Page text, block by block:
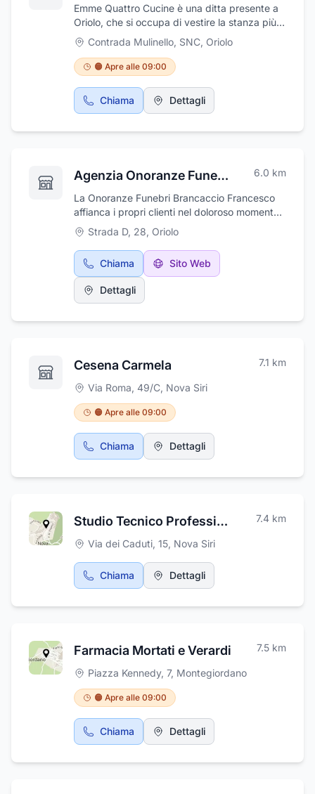
Emme Quattro Cucine è una ditta presente a
Oriolo, che si occupa di vestire la stanza più
importante della casa, la cucina. E¿ Sempre
pronta ad offrire il meglio ai clienti,
assistendoli dalla progettazione al montaggio
da professionisti del settore. Emme Quattro
offre finanziamento agevolato in comode rate,
direttamente in sede. Si avvale di personale
professionalità, del trasporto e del montaggio.
Contrada Mulinello, SNC, Oriolo
🟠 Apre alle 09:00
Chiama Dettagli
Agenzia Onoranze Funebri Brancaccio Gianfranco 6.0 km
La Onoranze Funebri Brancaccio Francesco
affianca i propri clienti nel doloroso momento
della scomparsa di una persona cara offrendo
loro un'assistenza attenta e discreta.
L'agenzia di Oriolo, in provincia di Cosenza, si
prende cura dell'organizzazione di funerali
civili e religiosi facendosi carico, tra le altre
cose, del disbrigo di tutte le pratiche, della
addobbi. L'impresa di pompe funebri si
Brancaccio Francesco garantisce reperibilità
sia in orario notturno che in orario diurno.
Strada D, 28, Oriolo
Chiama Sito Web
Dettagli
Cesena Carmela 7.1 km
Via Roma, 49/C, Nova Siri
🟠 Apre alle 09:00
Chiama Dettagli
Studio Tecnico Professionale Geom. Gentile Francesco Antonio 7.4 km
Via dei Caduti, 15, Nova Siri
Chiama Dettagli
Farmacia Mortati e Verardi 7.5 km
Piazza Kennedy, 7, Montegiordano
🟠 Apre alle 09:00
Chiama Dettagli